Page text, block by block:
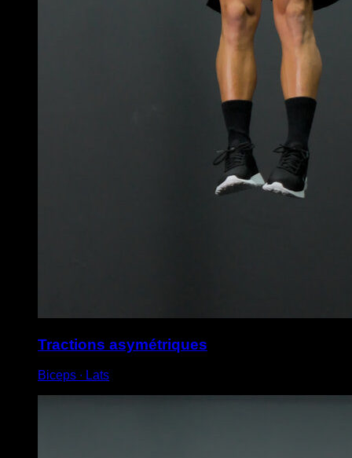
Tractions asymétriques
Biceps ∙ Lats